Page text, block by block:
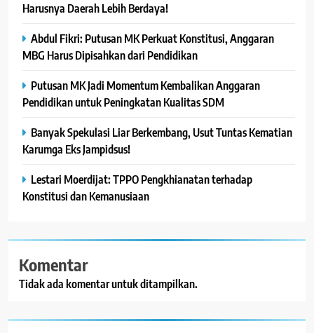
Harusnya Daerah Lebih Berdaya!
Abdul Fikri: Putusan MK Perkuat Konstitusi, Anggaran
MBG Harus Dipisahkan dari Pendidikan
Putusan MK Jadi Momentum Kembalikan Anggaran
Pendidikan untuk Peningkatan Kualitas SDM
Banyak Spekulasi Liar Berkembang, Usut Tuntas Kematian
Karumga Eks Jampidsus!
Lestari Moerdijat: TPPO Pengkhianatan terhadap
Konstitusi dan Kemanusiaan
Komentar
Tidak ada komentar untuk ditampilkan.